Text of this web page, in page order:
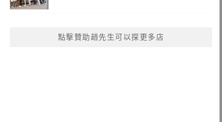
點擊贊助趙先生可以探更多店